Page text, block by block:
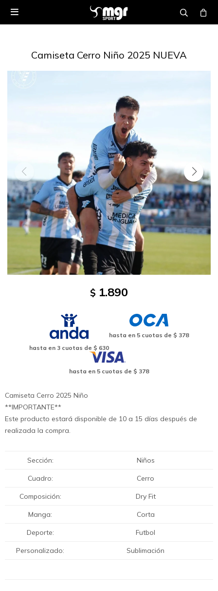

Camiseta Cerro Niño 2025 NUEVA
$ 1.890
hasta en 3 cuotas de $ 630
hasta en 5 cuotas de $ 378
hasta en 5 cuotas de $ 378
Camiseta Cerro 2025 Niño
**IMPORTANTE**
Este producto estará disponible de 10 a 15 días después de
realizada la compra.
Sección Niños
Cuadro Cerro
Composición Dry Fit
Manga Corta
Deporte Futbol
Personalizado Sublimación